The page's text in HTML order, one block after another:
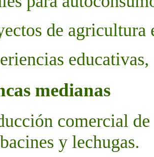
de agricultura
medianas
comercial
y lechugas.